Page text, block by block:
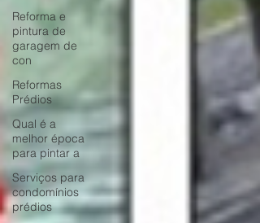
Reforma e
pintura de
garagem de
con
Reformas
Prédios
Qual é a
melhor época
para pintar a
Serviços para
condomínios
prédios